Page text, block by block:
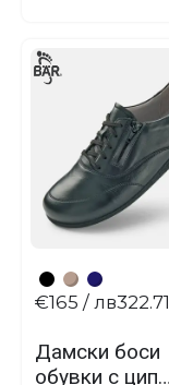
Дамски боси
обувки с цип
€165 / лв322.71